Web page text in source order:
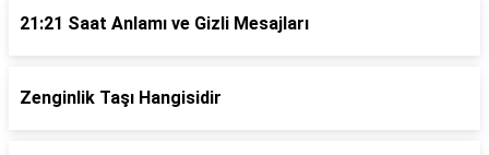
21:21 Saat Anlamı ve Gizli Mesajları
Zenginlik Taşı Hangisidir